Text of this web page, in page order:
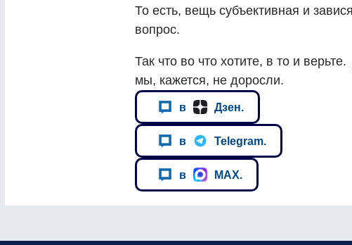
То есть, вещь субъективная и
вопрос.
Так что во что хотите, в то и
мы, кажется, не доросли.
в Дзен.
в Telegram.
в MAX.